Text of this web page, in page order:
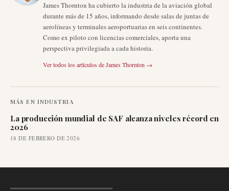
James Thornton ha cubierto la industria de la aviación global
durante más de 15 años, informando desde salas de juntas de
aerolíneas y terminales aeroportuarias en seis continentes.
Como ex piloto con licencias comerciales, aporta una
perspectiva privilegiada a cada historia.
Ver todos los artículos deJames Thornton →
MÁS EN INDUSTRIA
La producción mundial de SAF alcanza niveles récord en
2026
18 DE FEBRERO DE 2026